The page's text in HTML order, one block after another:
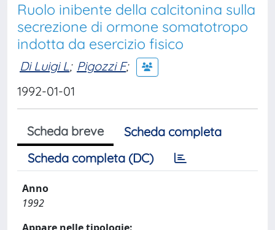
Ruolo inibente della calcitonina sulla
secrezione di ormone somatotropo
indotta da esercizio fisico
Di Luigi L; Pigozzi F;
1992-01-01
Scheda breve
Scheda completa
Scheda completa (DC)
Anno
1992